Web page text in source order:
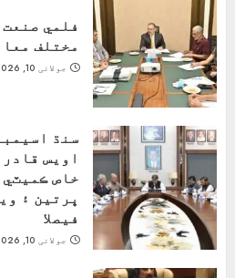
فلمي
مختلف
جولائی 10, 2026
سنڌ
اويس
خاص ڪميٽي
ڀرتين ۽
فيصلا
جولائی 10, 2026